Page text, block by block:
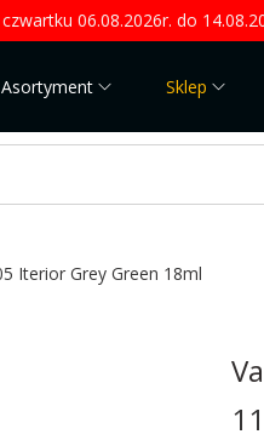
06.08.2026r. do
Asortyment Sklep
Iterior Grey Green 18ml